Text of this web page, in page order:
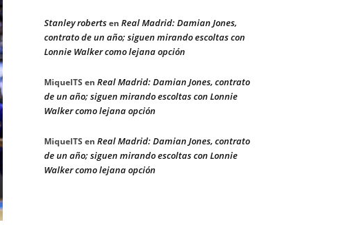
Stanley robertsen Real Madrid: Damian Jones,
contrato de un año; siguen mirando escoltas con
Lonnie Walker como lejana opción
MiquelTS en Real Madrid: Damian Jones, contrato
de un año; siguen mirando escoltas con Lonnie
Walker como lejana opción
MiquelTS en Real Madrid: Damian Jones, contrato
de un año; siguen mirando escoltas con Lonnie
Walker como lejana opción